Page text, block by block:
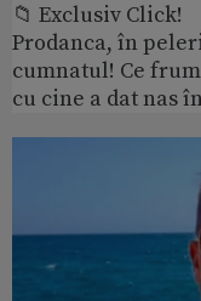
📁 Exclusiv Click!
Prodanca, în
cumnatul! Ce
cu cine a dat nas